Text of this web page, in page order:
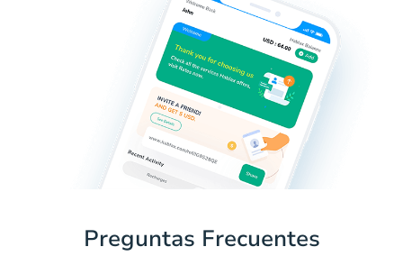
Preguntas Frecuentes